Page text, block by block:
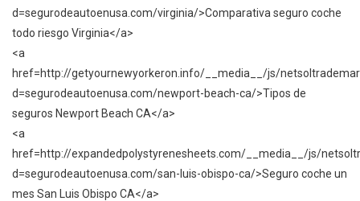
d=segurodeautoenusa.com/virginia/>Comparativa seguro coche
todo riesgo Virginia</a>
<a
href=http://getyournewyorkeron.info/__media__/js/
d=segurodeautoenusa.com/newport-beach-ca/>Tipos de
seguros Newport Beach CA</a>
<a
href=http://expandedpolystyrenesheets.com/__media__/js/
d=segurodeautoenusa.com/san-luis-obispo-ca/>Seguro coche un
mes San Luis Obispo CA</a>